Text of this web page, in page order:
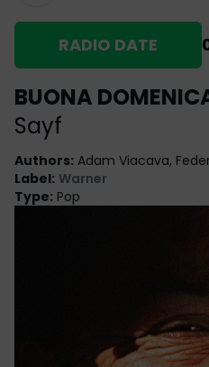
RADIO DATE
BUONA
Sayf
Authors: Adam Viacava,
Label: Warner
Type: Pop